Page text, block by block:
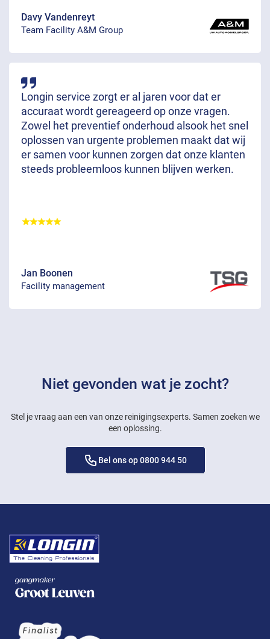
Davy Vandenreyt
Team Facility A&M Group
Longin service zorgt er al jaren voor dat er
accuraat wordt gereageerd op onze vragen.
Zowel het preventief onderhoud alsook het snel
oplossen van urgente problemen maakt dat wij
er samen voor kunnen zorgen dat onze klanten
steeds probleemloos kunnen blijven werken.
Jan Boonen
Facility management
Niet gevonden wat je zocht?
Stel je vraag aan een van onze reinigingsexperts. Samen zoeken we
een oplossing.
Bel ons op 0800 944 50